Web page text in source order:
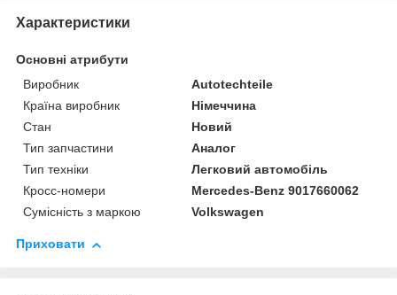
Характеристики
Основні атрибути
Виробник
Autotechteile
Країна виробник
Німеччина
Стан
Новий
Тип запчастини
Аналог
Тип техніки
Легковий автомобіль
Кросс-номери
Mercedes-Benz 9017660062
Сумісність з маркою
Volkswagen
Приховати